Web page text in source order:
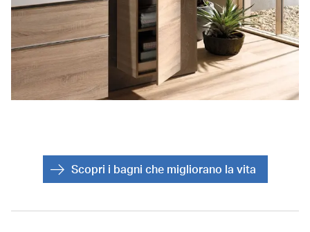
Scopri i bagni che migliorano la vita